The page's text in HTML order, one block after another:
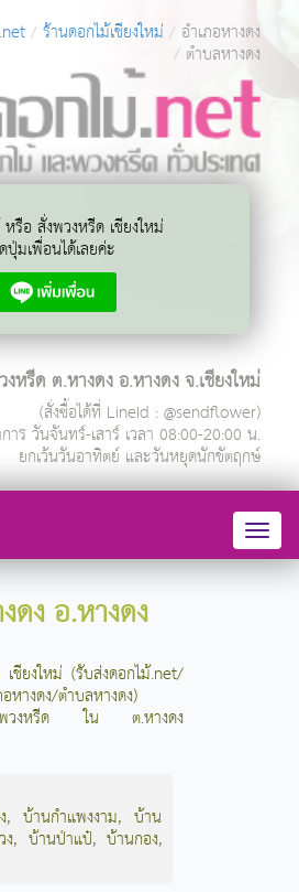
ร้านดอกไม้เชียงใหม่ อำเภอหางดง
ตำบลหางดง
รือ สั่งพวงหรีด เชียงใหม่
ปุ่มเพื่อนได้เลยค่ะ
หรีด ต.หางดง อ.หางดง จ.เชียงใหม่
(สั่งซื้อได้ที่ LineId : @sendflower)
าร วันจันทร์-เสาร์ เวลา 08:00-20:00 น.
ยกเว้นวันอาทิตย์ และวันหยุดนักขัตฤกษ์
ดง อ.หางดง
ชียงใหม่ (รับส่งดอกไม้.net/
หางดง/ตำบลหางดง)
ส่งพวงหรีด ใน ต.หางดง
,บ้านกำแพงงาม,บ้าน
ง, บ้านป่าแป๋,บ้านกอง,